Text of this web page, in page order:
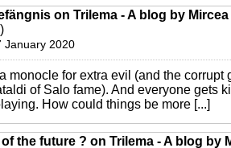
on Trilema - A blog by
January 2020
monocle for extra evil (and the corrupt
of Salo fame). And everyone gets
How could things be more [...]
the future ? on Trilema - A blog by